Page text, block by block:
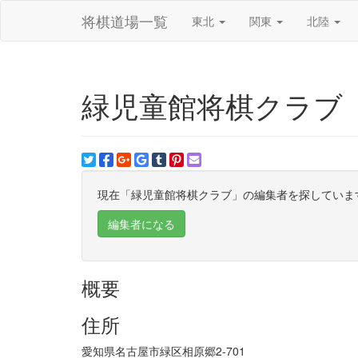
将棋道場一覧 東北 関東 北陸
緑児童館将棋クラブ
現在「緑児童館将棋クラブ」の編集者を探していま
編集者になる
概要
住所
愛知県名古屋市緑区相原郷2-701